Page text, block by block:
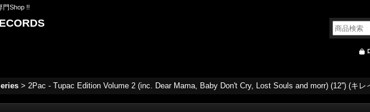
門Shop !!
> 2Pac - Tupac Edition Volume 2 (inc. Dear Mama, Baby Don't Cry, Lost Souls and morr) (12'') (キレ